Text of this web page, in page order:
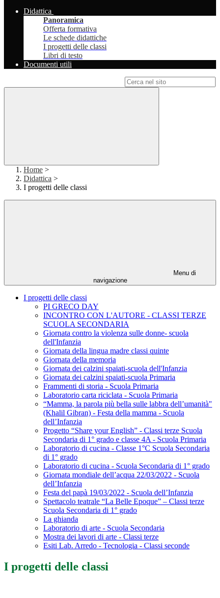
Didattica
Panoramica
Offerta formativa
Le schede didattiche
I progetti delle classi
Libri di testo
Documenti utili
Home >
Didattica >
I progetti delle classi
Menu di
navigazione
I progetti delle classi
PI GRECO DAY
INCONTRO CON L'AUTORE - CLASSI TERZE
SCUOLA SECONDARIA
Giornata contro la violenza sulle donne- scuola
dell'Infanzia
Giornata della lingua madre classi quinte
Giornata della memoria
Giornata dei calzini spaiati-scuola dell'Infanzia
Giornata dei calzini spaiati-scuola Primaria
Frammenti di storia - Scuola Primaria
Laboratorio carta riciclata - Scuola Primaria
“Mamma, la parola più bella sulle labbra dell’umanità"
(Khalil Gibran) - Festa della mamma - Scuola
dell’Infanzia
Progetto “Share your English” - Classi terze Scuola
Secondaria di 1° grado e classe 4A - Scuola Primaria
Laboratorio di cucina - Classe 1°C Scuola Secondaria
di 1° grado
Laboratorio di cucina - Scuola Secondaria di 1° grado
Giornata mondiale dell’acqua 22/03/2022 - Scuola
dell’Infanzia
Festa del papà 19/03/2022 - Scuola dell’Infanzia
Spettacolo teatrale “La Belle Epoque” – Classi terze
Scuola Secondaria di 1° grado
La ghianda
Laboratorio di arte - Scuola Secondaria
Mostra dei lavori di arte - Classi terze
Esiti Lab. Arredo - Tecnologia - Classi seconde
I progetti delle classi